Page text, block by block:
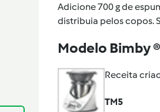
Adicione 700 g de
distribuia pelos copos.
Modelo Bimby ®
Receita
TM5